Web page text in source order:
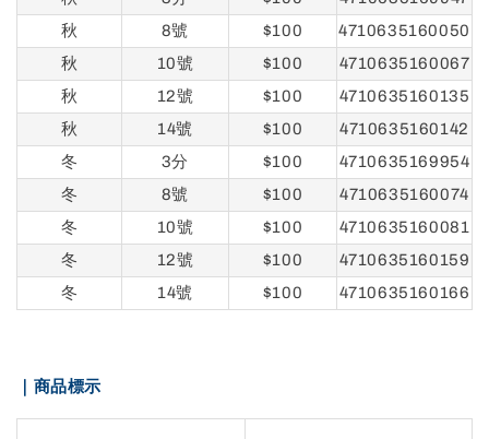
秋
8號 $100
4710635160050
秋
10號 $100
4710635160067
秋
12號 $100
4710635160135
秋
14號 $100
4710635160142
冬
3分 $100
4710635169954
冬
8號 $100
4710635160074
冬
10號 $100
4710635160081
冬
12號 $100
4710635160159
冬
14號 $100 4710635160166
｜商品標示